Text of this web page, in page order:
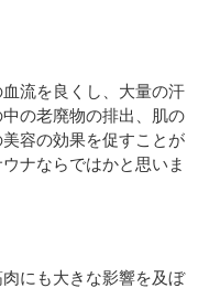
流を良くし、大量の汗
の老廃物の排出、肌の
容の効果を促すことが
ナならではかと思いま
にも大きな影響を及ぼ